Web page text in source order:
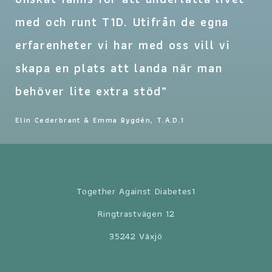
med och runt T1D. Utifrån de egna
erfarenheter vi har med oss vill vi
skapa en plats att landa när man
behöver lite extra stöd”
Elin Cederbrant & Emma Bygdén, T.A.D.1
Together Against Diabetes1
Ringtrastvägen 12
35242 Växjö